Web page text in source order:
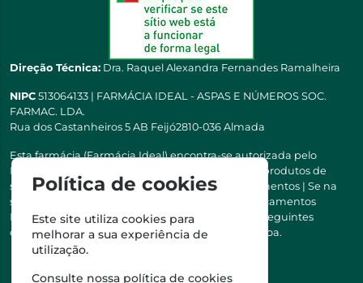
Direção Técnica: Dra. Raquel Alexandra Fernandes Ramalheira
NIPC 513064133 | FARMÁCIA IDEAL - ASPAS E NÚMEROS SOC.
FARMAC. LDA.
Rua dos Castanheiros 5 AB Feijó2810-036 Almada
Esta farmácia (Farmácia Ideal) encontra-se autorizada pelo
INFARMED para a dispensa de medicamentos e produtos de
saúde ao domicílio e através da internet. Medicamentos | Se na
sua receita tiver MSRM, MNSRM, MSRMV ou Medicamentos
Manipulados, estes só podem ser entregues nos seguintes
concelhos: Almada, Seixal, Sesimbra, Oeiras e Lisboa.
Política de cookies
Este site utiliza cookies para
melhorar a sua experiência de
utilização.
Consulte nossa política de cookies